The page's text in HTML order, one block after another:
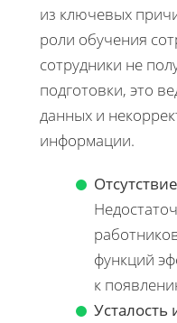
из ключевых
роли обучения
сотрудники не
подготовки, это
данных и
информации.
функций
к
Усталость